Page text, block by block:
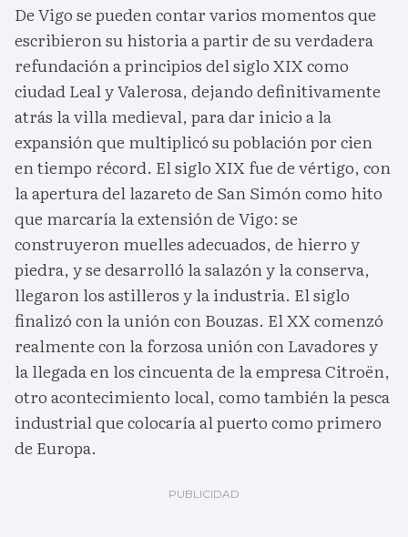
De Vigo se pueden contar varios momentos que
escribieron su historia a partir de su verdadera
refundación a principios del siglo XIX como
ciudad Leal y Valerosa, dejando definitivamente
atrás la villa medieval, para dar inicio a la
expansión que multiplicó su población por cien
en tiempo récord. El siglo XIX fue de vértigo, con
la apertura del lazareto de San Simón como hito
que marcaría la extensión de Vigo: se
construyeron muelles adecuados, de hierro y
piedra, y se desarrolló la salazón y la conserva,
llegaron los astilleros y la industria. El siglo
finalizó con la unión con Bouzas. El XX comenzó
realmente con la forzosa unión con Lavadores y
la llegada en los cincuenta de la empresa Citroën,
otro acontecimiento local, como también la pesca
industrial que colocaría al puerto como primero
de Europa.